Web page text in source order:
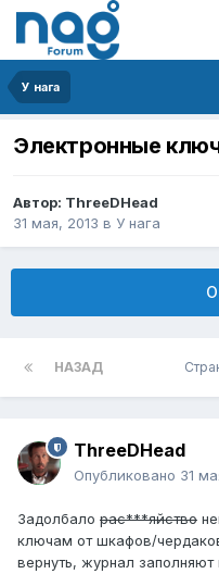
У нага
Электронные
Автор: ThreeDHead
31 мая, 2013 в У нага
НАЗАД
ThreeDHead
Опубликовано 31
Задолбало рас***яйство
ключам от шкафов/
вернуть, журнал